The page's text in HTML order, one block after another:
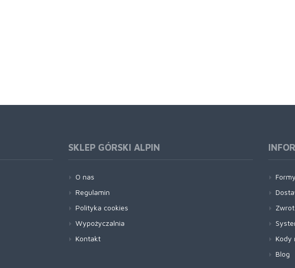
SKLEP GÓRSKI ALPIN
O nas
Regulamin
Polityka cookies
Wypożyczalnia
Kontakt
Kody
Blog